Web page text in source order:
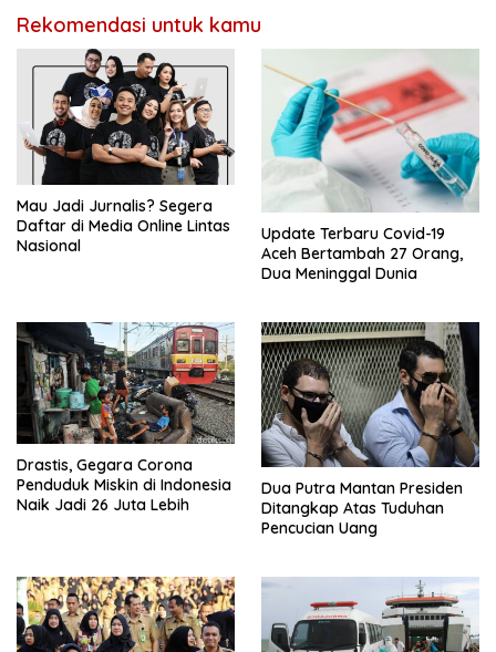
Rekomendasi untuk kamu
Mau Jadi Jurnalis? Segera
Daftar di Media Online Lintas
Nasional
Update Terbaru Covid-19
Aceh Bertambah 27 Orang,
Dua Meninggal Dunia
Drastis, Gegara Corona
Penduduk Miskin di Indonesia
Naik Jadi 26 Juta Lebih
Dua Putra Mantan Presiden
Ditangkap Atas Tuduhan
Pencucian Uang